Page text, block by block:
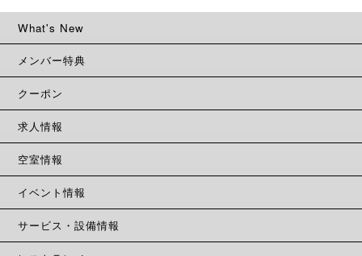
What's New
メンバー特典
クーポン
求人情報
空室情報
イベント情報
サービス・設備情報